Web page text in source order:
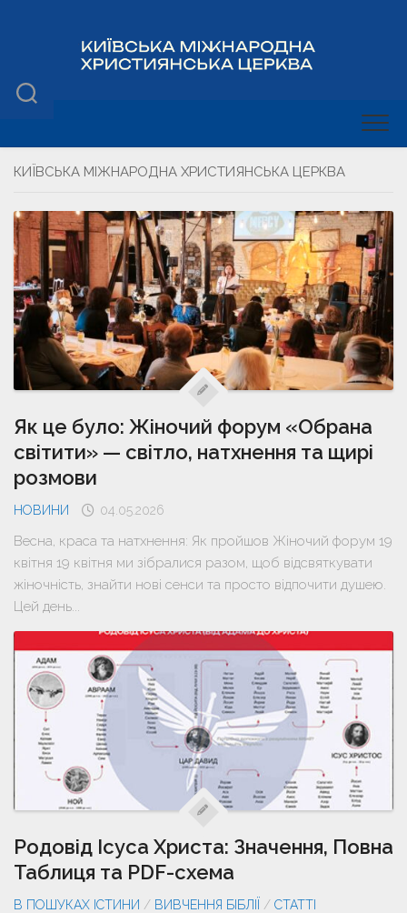
КИЇВСЬКА МІЖНАРОДНА ХРИСТИЯНСЬКА ЦЕРКВА
Як це було: Жіночий форум «Обрана
світити» — світло, натхнення та щирі
розмови
НОВИНИ 04.05.2026
Весна, краса та натхнення: Як пройшов Жіночий форум 19
квітня 19 квітня ми зібралися разом, щоб відсвяткувати
жіночність, знайти нові сенси та просто відпочити душею.
Цей день...
Родовід Ісуса Христа: Значення, Повна
Таблиця та PDF-схема
В ПОШУКАХ ІСТИНИ / ВИВЧЕННЯ БІБЛІЇ / СТАТТІ